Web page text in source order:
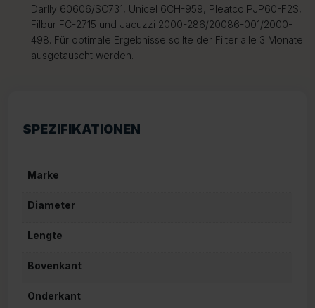
Darlly 60606/SC731, Unicel 6CH-959, Pleatco PJP60-F2S,
Filbur FC-2715 und Jacuzzi 2000-286/20086-001/2000-
498. Für optimale Ergebnisse sollte der Filter alle 3 Monate
ausgetauscht werden.
SPEZIFIKATIONEN
Marke
Diameter
Lengte
Bovenkant
Onderkant